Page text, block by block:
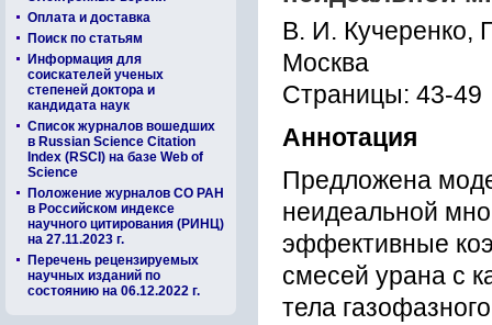
Оплата и доставка
Поиск по статьям
Информация для
соискателей ученых
степеней доктора и
кандидата наук
Список журналов вошедших
в Russian Science Citation
Index (RSCI) на базе Web of
Science
Положение журналов СО РАН
в Российском индексе
научного цитирования (РИНЦ)
на 27.11.2023 г.
Перечень рецензируемых
научных изданий по
состоянию на 06.12.2022 г.
В. И. Кучеренко,
Москва
Страницы: 43-49
Аннотация
Предложена
неидеальной
эффективные
смесей урана с
тела